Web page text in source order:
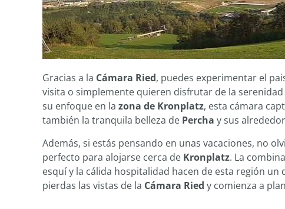
Gracias a la Cámara Ried, puedes experimentar el
visita o simplemente quieren disfrutar de la
su enfoque en la zona de Kronplatz, esta cámara
también la tranquila belleza de Percha y sus
Además, si estás pensando en unas vacaciones, no
perfecto para alojarse cerca de Kronplatz. La
esquí y la cálida hospitalidad hacen de esta región
pierdas las vistas de la Cámara Ried y comienza a